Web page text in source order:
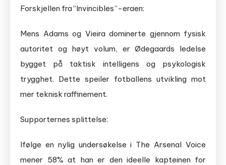
Forskjellen fra “Invincibles”-eraen:
Mens Adams og Vieira dominerte gjennom fysisk
autoritet og høyt volum, er Ødegaards ledelse
bygget på taktisk intelligens og psykologisk
trygghet. Dette speiler fotballens utvikling mot
mer teknisk raffinement.
Supporternes splittelse:
Ifølge en nylig undersøkelse i The Arsenal Voice
mener 58% at han er den ideelle kapteinen for